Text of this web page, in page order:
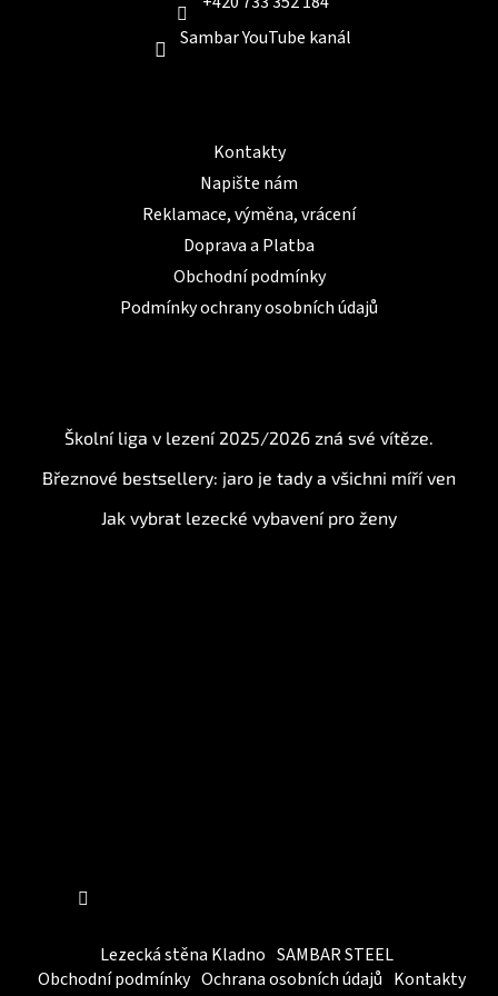
Sambar YouTube kanál
Kontakty
Napište nám
Reklamace, výměna, vrácení
Doprava a Platba
Obchodní podmínky
Podmínky ochrany osobních údajů
Školní liga v lezení 2025/2026 zná své vítěze.
Březnové bestsellery: jaro je tady a všichni míří ven
Jak vybrat lezecké vybavení pro ženy
Lezecká stěna Kladno SAMBAR STEEL
Obchodní podmínky Ochrana osobních údajů Kontakty